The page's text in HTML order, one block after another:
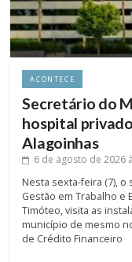
ACONTECE
Secretário do
hospital
Alagoinhas
6 de agosto de 2026
Nesta sexta-feira (7),
Gestão em Trabalho e
Timóteo, visita as
município de mesmo
de Crédito Financeiro